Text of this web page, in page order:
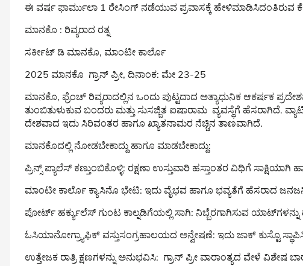
ಈ ವರ್ಷ ಫಾರ್ಮುಲಾ 1 ರೇಸಿಂಗ್ ನಡೆಯುವ ಪ್ರವಾಸಕ್ಕೆ ಹೇಳಿಮಾಡಿಸಿದಂತಿರುವ
ಮಾನಕೊ : ರಿವ್ಯರಾದ ರತ್ನ
ಸರ್ಕೀಟ್ ಡಿ ಮಾನಕೊ, ಮಾಂಟೀ ಕಾರ್ಲೊ
2025 ಮಾನಕೊ ಗ್ರಾನ್ ಪ್ರೀ, ದಿನಾಂಕ: ಮೇ 23-25
ಮಾನಕೊ, ಫ್ರೆಂಚ್ ರಿವ್ಯರಾದಲ್ಲಿನ ಒಂದು ಪುಟ್ಟದಾದ ಅತ್ಯಾಧುನಿಕ ಆಕರ್ಷಕ
ತುಂಬಿತುಳುಕುವ ಬಂದರು ಮತ್ತು ಸುಸಜ್ಜಿತ ಐಷಾರಾಮ ವ್ಯವಸ್ಥೆಗೆ ಹೆಸರಾಗಿದೆ.
ದೇಶವಾದ ಇದು ಸಿರಿವಂತರ ಹಾಗೂ ಖ್ಯಾತನಾಮರ ನೆಚ್ಚಿನ ತಾಣವಾಗಿದೆ.
ಮಾನಕೊದಲ್ಲಿ ನೋಡಬೇಕಾದ್ದು ಹಾಗೂ ಮಾಡಬೇಕಾದ್ದು:
ಪ್ರಿನ್ಸ್ ಪ್ಯಾಲೆಸ್ ಕಣ್ತುಂಬಿಕೊಳ್ಳಿ: ರಕ್ಷಣಾ ಉಸ್ತುವಾರಿ ಹಸ್ತಾಂತರ ವಿಧಿಗೆ
ಮಾಂಟೀ ಕಾರ್ಲೊ ಕ್ಯಾಸಿನೊ ಭೇಟಿ: ಇದು ವೈಭವ ಹಾಗೂ ಭವ್ಯತೆಗೆ ಹೆಸರಾದ
ಪೋರ್ಟ್ ಹರ್ಕ್ಯುಲೆಸ್ ಗುಂಟ ಕಾಲ್ನಡಿಗೆಯಲ್ಲಿ ಸಾಗಿ: ನಿಬ್ಬೆರಗಾಗಿಸುವ
ಓಸಿಯಾನೋಗ್ರ‍್ಯಾಫಿಕ್ ವಸ್ತುಸಂಗ್ರಹಾಲಯದ ಅನ್ವೇಷಣೆ: ಇದು ಜಾಕ್ ಕುಸ್ಟೊ
ಉತ್ತೇಜಕ ರಾತ್ರಿ ಕ್ಷಣಗಳನ್ನು ಅನುಭವಿಸಿ: ಗ್ರಾನ್ ಪ್ರೀ ವಾರಾಂತ್ಯದ ವೇಳೆ ವಿಶೇಷ